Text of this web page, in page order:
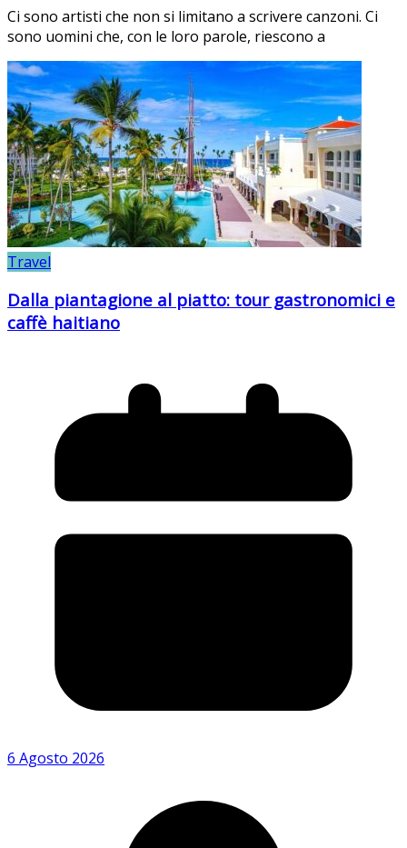
Ci sono artisti che non si limitano a scrivere canzoni. Ci
sono uomini che, con le loro parole, riescono a
Travel
Dalla piantagione al piatto: tour gastronomici e
caffè haitiano
6 Agosto 2026